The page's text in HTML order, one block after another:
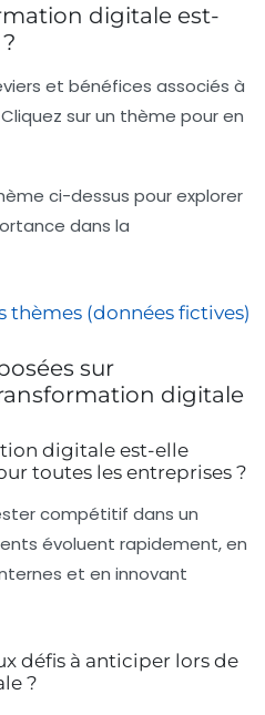
digitale est-
et bénéfices associés à
sur un thème pour en
ci-dessus pour explorer
dans la
thèmes (données fictives)
sur
digitale
digitale est-elle
toutes les entreprises ?
compétitif dans un
évoluent rapidement, en
et en innovant
défis à anticiper lors de
?